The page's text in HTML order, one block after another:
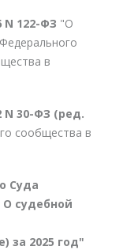
N 122-ФЗ "О
в
N 30-ФЗ (ред.
сообщества в
Суда
О судебной
за 2025 год"